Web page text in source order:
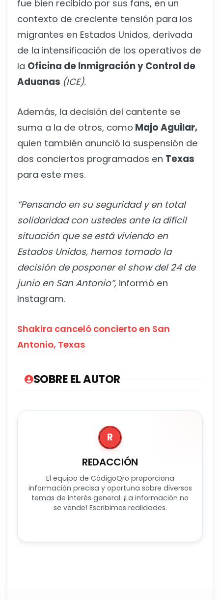
fue bien recibido por sus fans, en un
contexto de creciente tensión para los
migrantes en Estados Unidos, derivada
de la intensificación de los operativos de
la Oficina de Inmigración y Control de
Aduanas (ICE).
Además, la decisión del cantente se
suma a la de otros, como Majo Aguilar,
quien también anunció la suspensión de
dos conciertos programados en Texas
para este mes.
“Pensando en su seguridad y en total
solidaridad con ustedes ante la difícil
situación que se está viviendo en
Estados Unidos, hemos tomado la
decisión de posponer el show del 24 de
junio en San Antonio”, informó en
Instagram.
Shakira canceló concierto en San
Antonio, Texas
SOBRE EL AUTOR
R
REDACCIÓN
El equipo de CódigoQro proporciona
información precisa y oportuna sobre diversos
temas de interés general. ¡La información no
se vende! Escribimos realidades.